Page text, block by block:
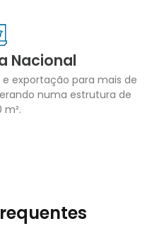
Nacional
e exportação para mais de
numa estrutura de
m².